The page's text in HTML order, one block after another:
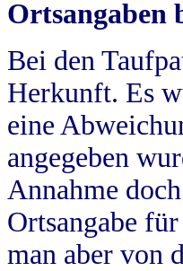
Ortsangaben
Bei den
Herkunft. Es
eine
angegeben
Annahme
Ortsangabe
man aber von